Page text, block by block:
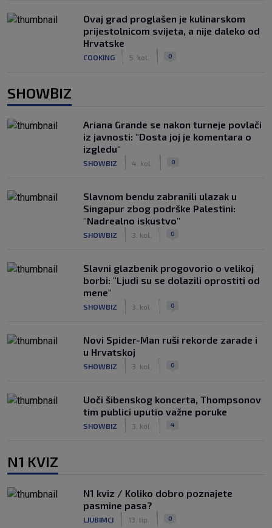
Ovaj grad proglašen je kulinarskom
prijestolnicom svijeta, a nije daleko od
Hrvatske
COOKING 5. kol. 0
SHOWBIZ
Ariana Grande se nakon turneje povlači
iz javnosti: "Dosta joj je komentara o
izgledu"
SHOWBIZ 4. kol. 0
Slavnom bendu zabranili ulazak u
Singapur zbog podrške Palestini:
"Nadrealno iskustvo"
SHOWBIZ 3. kol. 0
Slavni glazbenik progovorio o velikoj
borbi: "Ljudi su se dolazili oprostiti od
mene"
SHOWBIZ 3. kol. 0
Novi Spider-Man ruši rekorde zarade i
u Hrvatskoj
SHOWBIZ 3. kol. 0
Uoči šibenskog koncerta, Thompsonov
tim publici uputio važne poruke
SHOWBIZ 3. kol. 4
N1 KVIZ
N1 kviz / Koliko dobro poznajete
pasmine pasa?
LJUBIMCI 13. lip. 0